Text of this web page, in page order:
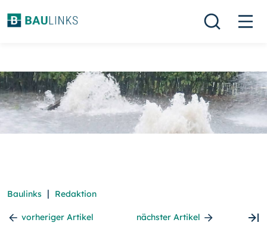
Baulinks | Redaktion
vorheriger Artikel nächster Artikel